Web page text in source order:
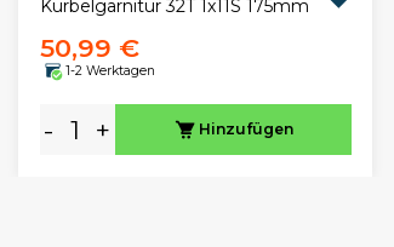
Kurbelgarnitur 32T 1x11S 175mm
50,99 €
1-2 Werktagen
- + Hinzufügen